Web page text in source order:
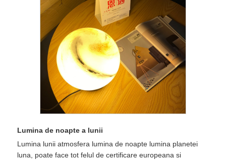
Lumina de noapte a lunii
Lumina lunii atmosfera lumina de noapte lumina planetei
luna, poate face tot felul de certificare europeana si